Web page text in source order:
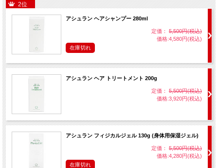
2位
アシュラン ヘアシャンプー 280ml
定価： 5,500円(税込)
価格:4,580円(税込)
在庫切れ
アシュラン ヘア トリートメント 200g
定価： 5,500円(税込)
価格:3,920円(税込)
アシュラン フィジカルジェル 130g (身体用保湿ジェル)
定価： 5,500円(税込)
価格:4,280円(税込)
在庫切れ